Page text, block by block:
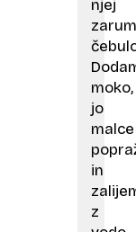
njej
moko,
jo
malce
in
z